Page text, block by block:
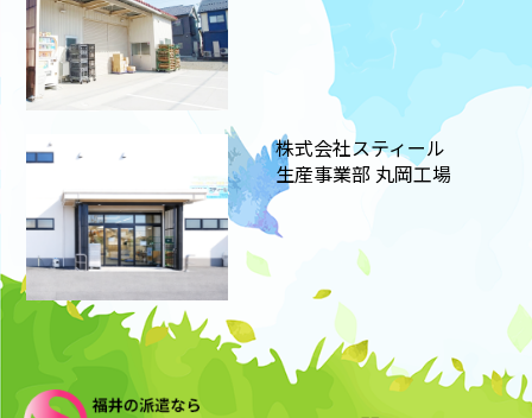
株式会社スティール
生産事業部 丸岡工場